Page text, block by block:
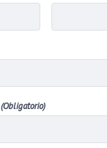
(Obligatorio)